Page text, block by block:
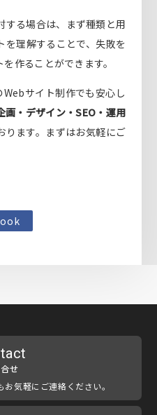
する場合は、まず種類と用
を理解することで、失敗を
作ることができます。
サイト制作でも安心し
画・デザイン・SEO・運用
ります。まずはお気軽にご
せ
気軽にご連絡ください。